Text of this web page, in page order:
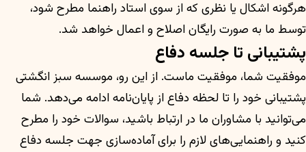
هرگونه اشکال یا نظری که از سوی استاد راهنما مطرح شود،
توسط ما به صورت رایگان اصلاح و اعمال خواهد شد.
پشتیبانی تا جلسه دفاع
موفقیت شما، موفقیت ماست. از این رو، موسسه سبز انگشتی
پشتیبانی خود را تا لحظه دفاع از پایان‌نامه ادامه می‌دهد. شما
می‌توانید با مشاوران ما در ارتباط باشید، سوالات خود را مطرح
کنید و راهنمایی‌های لازم را برای آماده‌سازی جهت جلسه دفاع